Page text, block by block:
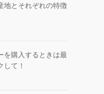
地とそれぞれの特徴
を購入するときは最
して！